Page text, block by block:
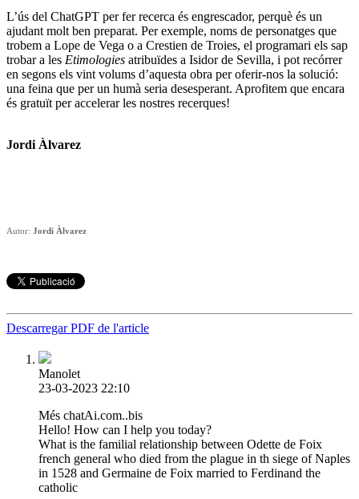
L’ús del ChatGPT per fer recerca és engrescador, perquè és un
ajudant molt ben preparat. Per exemple, noms de personatges que
trobem a Lope de Vega o a Crestien de Troies, el programari els sap
trobar a les Etimologies atribuïdes a Isidor de Sevilla, i pot recórrer
en segons els vint volums d’aquesta obra per oferir-nos la solució:
una feina que per un humà seria desesperant. Aprofitem que encara
és gratuït per accelerar les nostres recerques!
Jordi Àlvarez
Autor: Jordi Àlvarez
Descarregar PDF de l'article
Manolet
23-03-2023 22:10
Més chatAi.com..bis
Hello! How can I help you today?
What is the familial relationship between Odette de Foix
french general who died from the plague in th siege of Naples
in 1528 and Germaine de Foix married to Ferdinand the
catholic